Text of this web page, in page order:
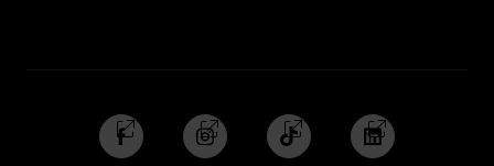
Följ
oss
Följ
oss
Följ
oss
Följ
oss